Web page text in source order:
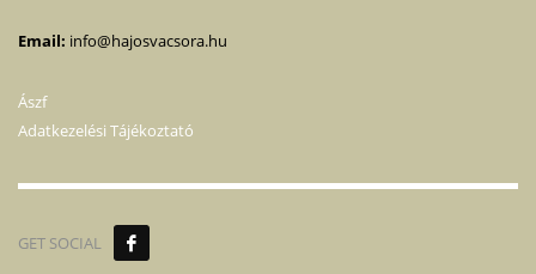
Email: info@hajosvacsora.hu
Ászf
Adatkezelési Tájékoztató
GET SOCIAL